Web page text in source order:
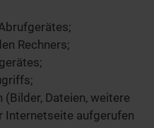
Rechners;
Dateien, weitere
Internetseite aufgerufen